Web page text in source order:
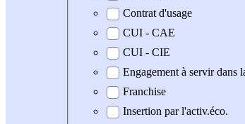
Contrat d'usage
CUI - CAE
CUI - CIE
Engagement à servir dans
Franchise
Insertion par l'activ.éco.